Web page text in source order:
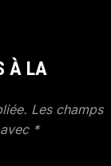
À LA
Les champs
*